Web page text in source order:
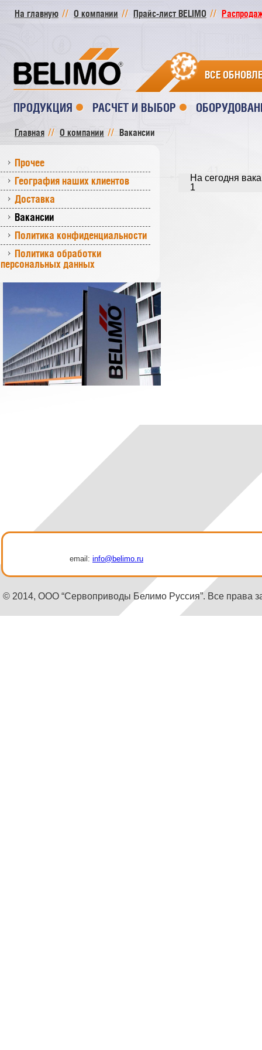
На главную О компании Прайс-лист BELIMO
ВСЕ
ПРОДУКЦИЯ РАСЧЕТ И ВЫБОР
Главная О компании Вакансии
Прочее
География наших клиентов
Доставка
Вакансии
Политика конфиденциальности
Политика обработки
персональных данных
На сегодня
1
email: info@belimo.ru
© 2014, ООО “Сервоприводы Белимо Руссия”. Все права